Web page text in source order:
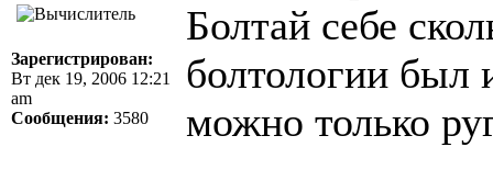
Зарегистрирован:
Вт дек 19, 2006 12:21
am
Сообщения: 3580
Болтай себе
болтологии был
можно только